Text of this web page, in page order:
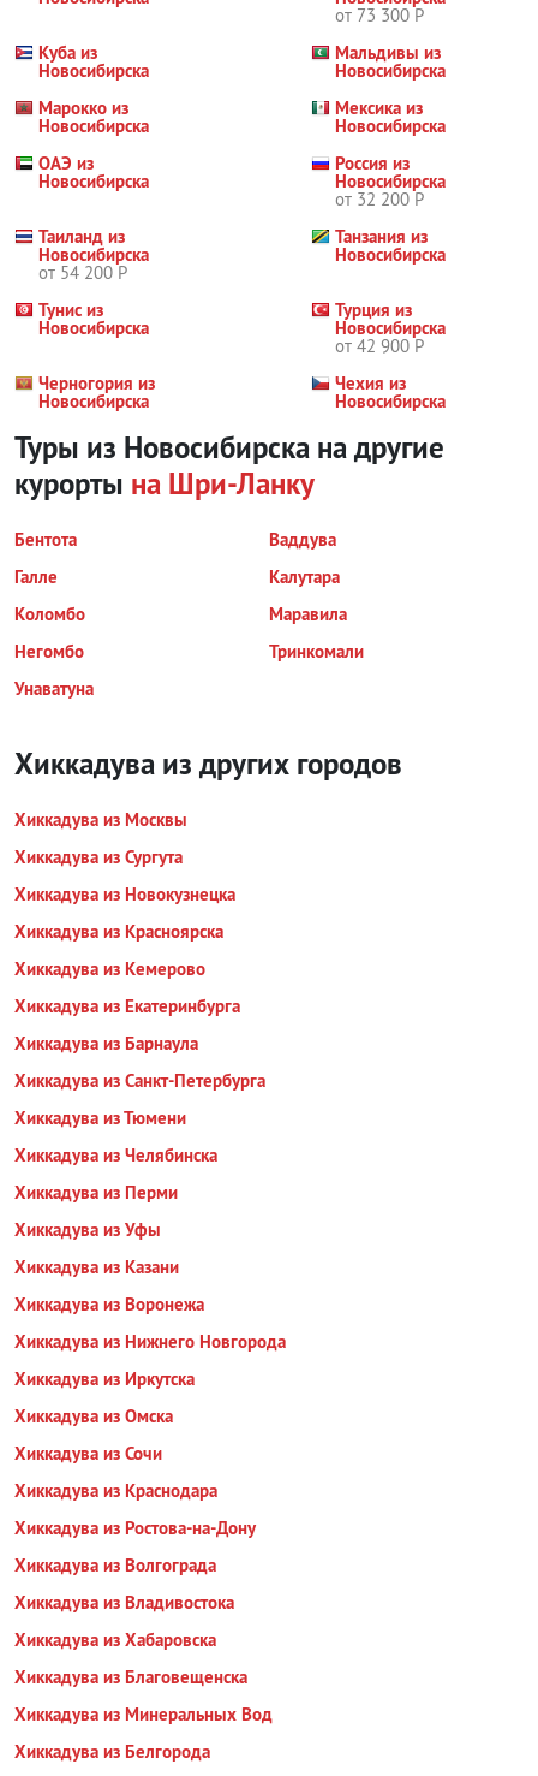
от 73 300 Р
Куба из
Новосибирска
Мальдивы из
Новосибирска
Марокко из
Новосибирска
Мексика из
Новосибирска
ОАЭ из
Новосибирска
Россия из
Новосибирска
от 32 200 Р
Таиланд из
Новосибирска
от 54 200 Р
Танзания из
Новосибирска
Тунис из
Новосибирска
Турция из
Новосибирска
от 42 900 Р
Черногория из
Новосибирска
Чехия из
Новосибирска
Туры из Новосибирска на другие
курорты на Шри-Ланку
Бентота
Ваддува
Галле
Калутара
Коломбо
Маравила
Негомбо
Тринкомали
Унаватуна
Хиккадува из других городов
Хиккадува из Москвы
Хиккадува из Сургута
Хиккадува из Новокузнецка
Хиккадува из Красноярска
Хиккадува из Кемерово
Хиккадува из Екатеринбурга
Хиккадува из Барнаула
Хиккадува из Санкт-Петербурга
Хиккадува из Тюмени
Хиккадува из Челябинска
Хиккадува из Перми
Хиккадува из Уфы
Хиккадува из Казани
Хиккадува из Воронежа
Хиккадува из Нижнего Новгорода
Хиккадува из Иркутска
Хиккадува из Омска
Хиккадува из Сочи
Хиккадува из Краснодара
Хиккадува из Ростова-на-Дону
Хиккадува из Волгограда
Хиккадува из Владивостока
Хиккадува из Хабаровска
Хиккадува из Благовещенска
Хиккадува из Минеральных Вод
Хиккадува из Белгорода